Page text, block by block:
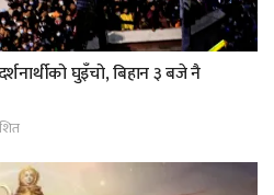
घुइँचो, बिहान ३ बजे नै